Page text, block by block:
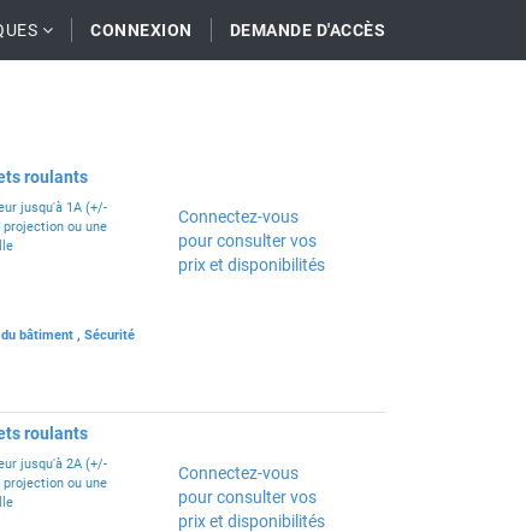
CONNEXION DEMANDE D'ACCÈS
roulants
jusqu'à 1A (+/-
projection ou une
bâtiment , Sécurité
Connectez-vous
pour consulter vos
prix et disponibilités
roulants
jusqu'à 2A (+/-
projection ou une
Connectez-vous
pour consulter vos
prix et disponibilités